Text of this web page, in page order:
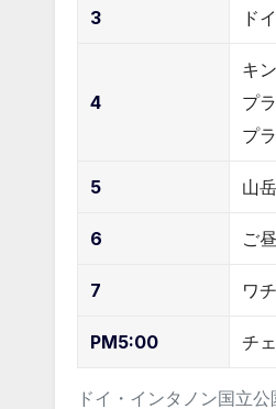
ドイ・インタノン国立
3 ド
4
キ
プ
プ
5 山
6 ご
7 ワ
PM5:00 チ